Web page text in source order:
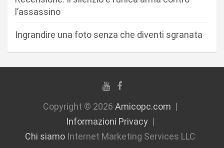
l’assassino
Ingrandire una foto senza che diventi sgranata
Copyright © 2026 Amicopc.com
Informazioni Privacy
Chi siamoInternet Marketing Services LLC